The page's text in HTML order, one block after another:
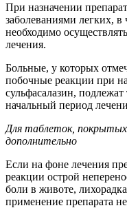
При назначении
заболеваниями легких, в
необходимо
лечения.
Больные, у которых
побочные реакции при
сульфасалазин,
начальный период
Для таблеток, покрытых
дополнительно
Если на фоне лечения
реакции острой
боли в животе,
применение препарата